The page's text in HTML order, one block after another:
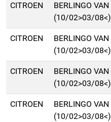
CITROEN
BERLINGO VAN
(10/02>03/08<)
CITROEN
BERLINGO VAN
(10/02>03/08<)
CITROEN
BERLINGO VAN
(10/02>03/08<)
CITROEN
BERLINGO VAN
(10/02>03/08<)